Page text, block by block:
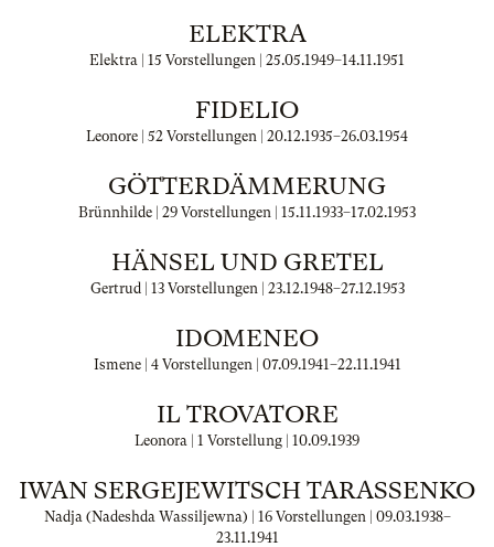
ELEKTRA
Elektra | 15 Vorstellungen | 25.05.1949–14.11.1951
FIDELIO
Leonore | 52 Vorstellungen | 20.12.1935–26.03.1954
GÖTTERDÄMMERUNG
Brünnhilde | 29 Vorstellungen | 15.11.1933–17.02.1953
HÄNSEL UND GRETEL
Gertrud | 13 Vorstellungen | 23.12.1948–27.12.1953
IDOMENEO
Ismene | 4 Vorstellungen | 07.09.1941–22.11.1941
IL TROVATORE
Leonora | 1 Vorstellung | 10.09.1939
IWAN SERGEJEWITSCH TARASSENKO
Nadja (Nadeshda Wassiljewna) | 16 Vorstellungen | 09.03.1938–
23.11.1941